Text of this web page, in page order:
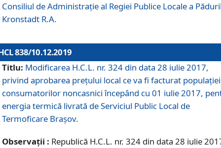
Consiliul de Administraţie al Regiei Publice Locale a
Kronstadt R.A.
838/10.12.2019
Titlu: Modificarea H.C.L. nr. 324 din data 28 iulie 2017,
privind aprobarea preţului local ce va fi facturat
consumatorilor noncasnici începând cu 01 iulie 2017,
energia termică livrată de Serviciul Public Local de
Termoficare Braşov.
Observații : Republică H.C.L. nr. 324 din data 28 iulie